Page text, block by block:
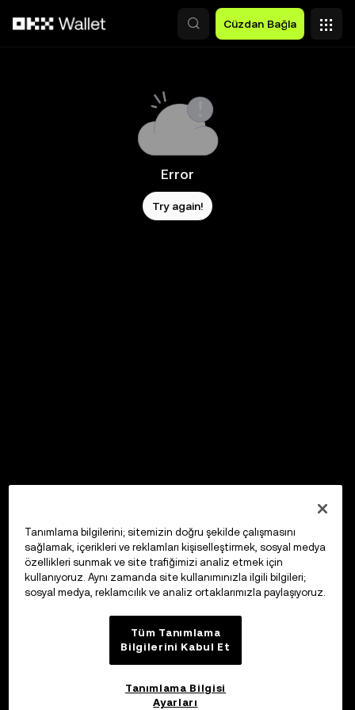
Cüzdan Bağla
Error
Try again!
Tanımlama bilgilerini; sitemizin doğru şekilde çalışmasını
sağlamak, içerikleri ve reklamları kişiselleştirmek, sosyal medya
özellikleri sunmak ve site trafiğimizi analiz etmek için
kullanıyoruz. Aynı zamanda site kullanımınızla ilgili bilgileri;
sosyal medya, reklamcılık ve analiz ortaklarımızla paylaşıyoruz.
Tüm Tanımlama
Bilgilerini Kabul Et
Tanımlama Bilgisi
Ayarları